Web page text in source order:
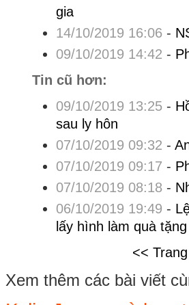
gia
14/10/2019 16:06 -
09/10/2019 14:42 -
Tin cũ hơn:
09/10/2019 13:25-
sau ly hôn
07/10/2019 09:32 -
07/10/2019 09:17 -
07/10/2019 08:18 -
06/10/2019 19:49 -
lấy hình làm quà
<<
Xem thêm các bài viết